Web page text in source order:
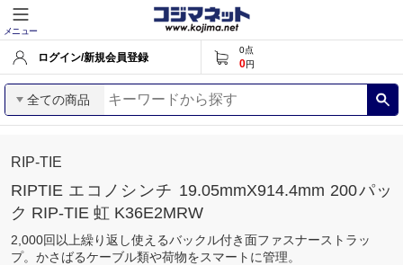
メニュー
ログイン/新規会員登録
0点
0円
全ての商品
RIP-TIE
RIPTIE エコノシンチ 19.05mmX914.4mm 200パッ
ク RIP-TIE 虹 K36E2MRW
2,000回以上繰り返し使えるバックル付き面ファスナーストラッ
プ。かさばるケーブル類や荷物をスマートに管理。